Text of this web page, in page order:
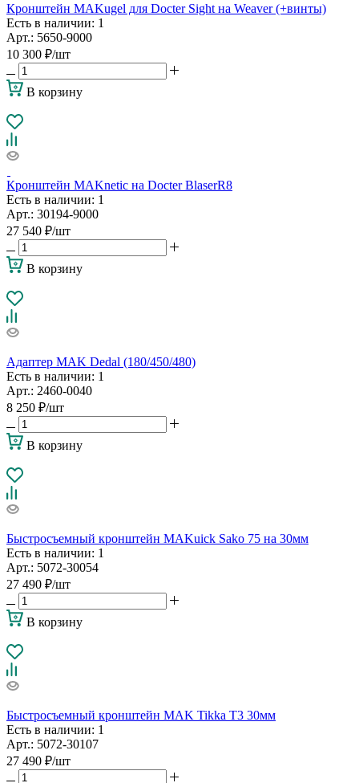
Кронштейн MAKugel для Docter Sight на Weaver (+винты)
Есть в наличии: 1
Арт.: 5650-9000
10 300 ₽/шт
В корзину
Кронштейн MAKnetic на Docter BlaserR8
Есть в наличии: 1
Арт.: 30194-9000
27 540 ₽/шт
В корзину
Адаптер MAK Dedal (180/450/480)
Есть в наличии: 1
Арт.: 2460-0040
8 250 ₽/шт
В корзину
Быстросъемный кронштейн MAKuick Sako 75 на 30мм
Есть в наличии: 1
Арт.: 5072-30054
27 490 ₽/шт
В корзину
Быстросъемный кронштейн MAK Tikka T3 30мм
Есть в наличии: 1
Арт.: 5072-30107
27 490 ₽/шт